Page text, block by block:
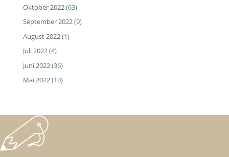
Oktober 2022(63)
September 2022(9)
August 2022(1)
Juli 2022(4)
Juni 2022(36)
Mai 2022(10)